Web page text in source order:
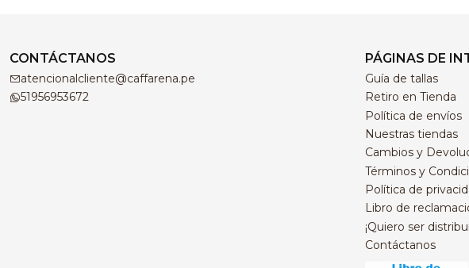
CONTÁCTANOS
atencionalcliente@caffarena.pe
51956953672
PÁGINAS DE
Guía de tallas
Retiro en Tienda
Política de envíos
Nuestras tiendas
Cambios y
Términos y
Política de
Libro de
¡Quiero ser
Contáctanos